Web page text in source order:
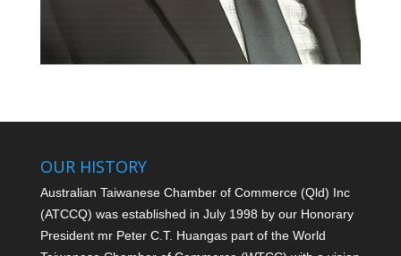
OUR HISTORY
Australian Taiwanese Chamber of Commerce (Qld) Inc
(ATCCQ) was established in July 1998 by our Honorary
President mr Peter C.T. Huangas part of the World